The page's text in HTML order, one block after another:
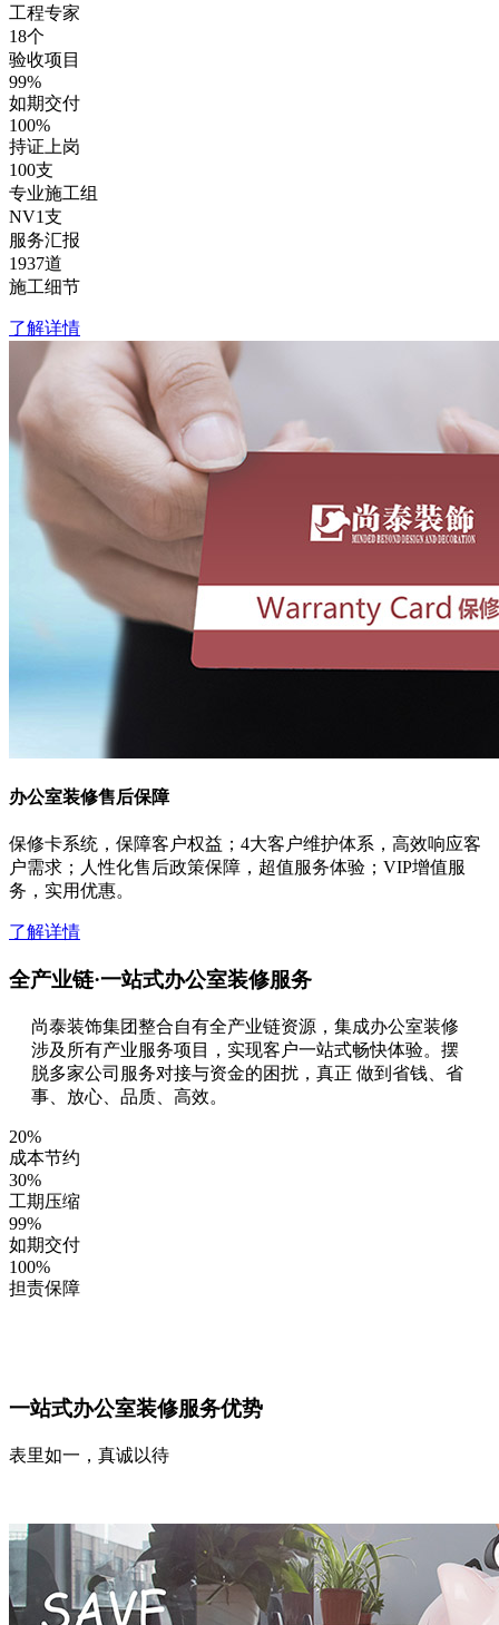
工程专家
18个
验收项目
99%
如期交付
100%
持证上岗
100支
专业施工组
NV1支
服务汇报
1937道
施工细节
了解详情
办公室装修售后保障
保修卡系统，保障客户权益；4大客户维护体系，高效响应客
户需求；人性化售后政策保障，超值服务体验；VIP增值服
务，实用优惠。
了解详情
全产业链·一站式办公室装修服务
尚泰装饰集团整合自有全产业链资源，集成办公室装修
涉及所有产业服务项目，实现客户一站式畅快体验。摆
脱多家公司服务对接与资金的困扰，真正 做到省钱、省
事、放心、品质、高效。
20%
成本节约
30%
工期压缩
99%
如期交付
100%
担责保障
一站式办公室装修服务优势
表里如一，真诚以待